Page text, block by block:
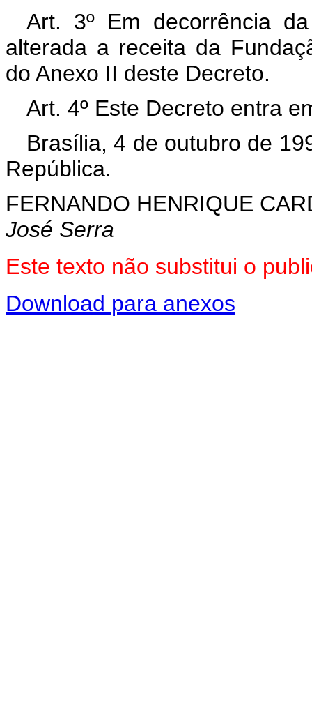
Art. 3º Em decorrência
alterada a receita da
do Anexo II deste Decreto.
Art. 4º Este Decreto entra
Brasília, 4 de outubro de
República.
FERNANDO HENRIQUE
José Serra
Este texto não substitui o
Download para anexos